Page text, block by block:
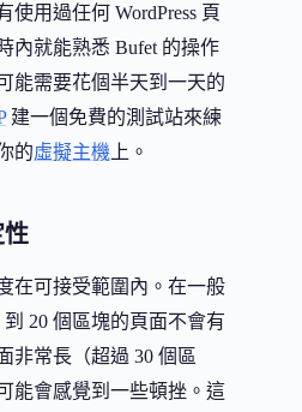
使用過任何 WordPress 頁
內就能熟悉 Bufet 的操作
能需要花個半天到一天的
建一個免費的測試站來練
的虛擬主機 上。
性
在可接受範圍內。在一般
20 個區塊的頁面不會有
非常長（超過 30 個區
能會感覺到一些頓挫。這